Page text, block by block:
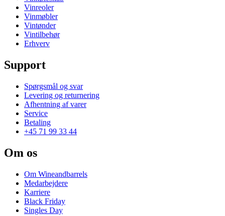
Vinreoler
Vinmøbler
Vintønder
Vintilbehør
Erhverv
Support
Spørgsmål og svar
Levering og returnering
Afhentning af varer
Service
Betaling
+45 71 99 33 44
Om os
Om Wineandbarrels
Medarbejdere
Karriere
Black Friday
Singles Day